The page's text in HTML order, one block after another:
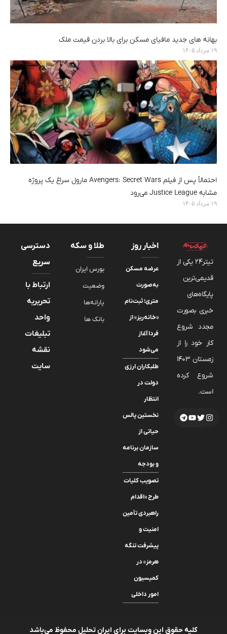
بهانه های جدید مافیای مسکن برای بالا بردن قیمت ملک
۱۹ مرداد ۱۴۰۵
احتمالاً پس از فیلم Avengers: Secret Wars مارول سراغ یک پروژه
مشابه Justice League می‌رود
۱۹ مرداد ۱۴۰۵
تیتر24 یکی از
قدیمی‌ترین
پایگاه‌های
خبری بصورت
مجدد شروع
کار خود را از
زمستان 1403
شروع کرده
است.
اخبار روز
عرضه مسکن
به‌صورت
متری؛ ثبت‌نام
«خانه‌ریز» از
فردا آغاز
می‌شود
طلبکاران ارزی
دولت در
انتظار
نخستین پالس
حیاتی از
سازمان برنامه
و بودجه
تصویب کلیات
طرح «اقدام
راهبردی تأمین
امنیت و
پیشرفت تنگه
هرمز» در
کمیسیون
امور داخلی
طلا و سکه
بورس ایران
وضعیت
یارانه‌ها
بانک ها
دسترسی
سریع
ارتباط با
تحریریه
واحد
تبلیغات
نقشه
سایت
کلیه حقوق این وبسایت برای ایران تحلیل محفوظ می‌باشد